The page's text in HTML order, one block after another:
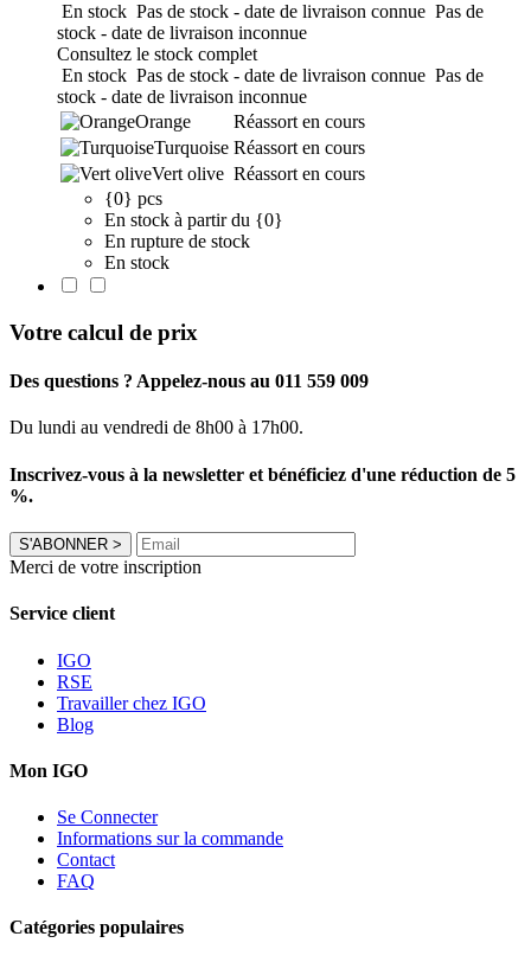
En stock Pas de stock - date de livraison connue Pas de
stock - date de livraison inconnue
Consultez le stock complet
En stock Pas de stock - date de livraison connue Pas de
stock - date de livraison inconnue
Orange
Réassort en cours
Turquoise Réassort en cours
Vert olive Réassort en cours
{0} pcs
En stock à partir du {0}
En rupture de stock
En stock
Votre calcul de prix
Des questions ? Appelez-nous au 011 559 009
Du lundi au vendredi de 8h00 à 17h00.
Inscrivez-vous à la newsletter et bénéficiez d'une réduction de 5
%.
S'ABONNER >
Merci de votre inscription
Service client
IGO
RSE
Travailler chez IGO
Blog
Mon IGO
Se Connecter
Informations sur la commande
Contact
FAQ
Catégories populaires